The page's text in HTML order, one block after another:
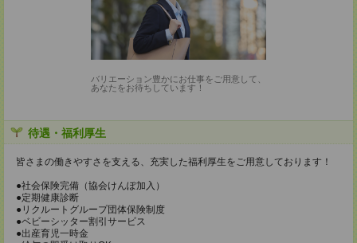
バリエーション豊かにお仕事をご用意して、
あなたをお待ちしています！
待遇・福利厚生
皆さまの働きやすさを支える、充実した福利厚生をご用意しております！
●社会保険完備（協会けんぽ加入）
●定期健康診断
●リクルートグループ団体保険制度
●ベビーシッター割引サービス
●出産育児一時金